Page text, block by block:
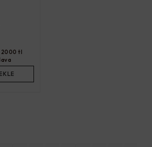
2000 tl